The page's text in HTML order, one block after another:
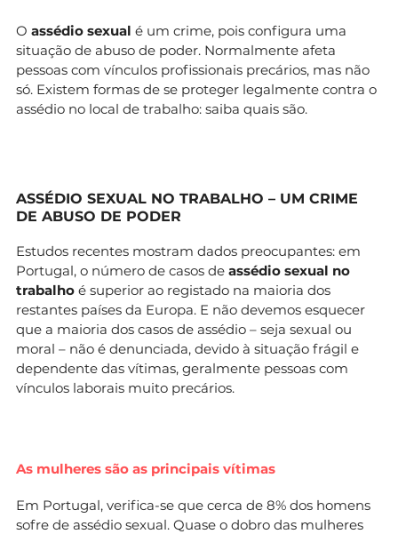
O assédio sexual é um crime, pois configura uma
situação de abuso de poder. Normalmente afeta
pessoas com vínculos profissionais precários, mas não
só. Existem formas de se proteger legalmente contra o
assédio no local de trabalho: saiba quais são.
ASSÉDIO SEXUAL NO TRABALHO – UM CRIME
DE ABUSO DE PODER
Estudos recentes mostram dados preocupantes: em
Portugal, o número de casos de assédio sexual no
trabalho é superior ao registado na maioria dos
restantes países da Europa. E não devemos esquecer
que a maioria dos casos de assédio – seja sexual ou
moral – não é denunciada, devido à situação frágil e
dependente das vítimas, geralmente pessoas com
vínculos laborais muito precários.
As mulheres são as principais vítimas
Em Portugal, verifica-se que cerca de 8% dos homens
sofre de assédio sexual. Quase o dobro das mulheres